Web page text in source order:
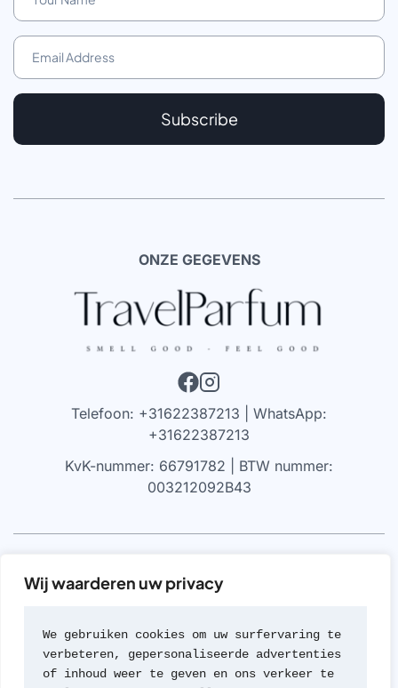
Wij waarderen uw privacy
We gebruiken cookies om uw surfervaring te
verbeteren, gepersonaliseerde advertenties
of inhoud weer te geven en ons verkeer te
Subscribe
ONZE GEGEVENS
Telefoon: +31622387213 | WhatsApp:
+31622387213
KvK-nummer: 66791782 | BTW nummer:
003212092B43
VRIJWARING
gekocht bij geautoriseerde leveranciers of van de
merken zelf (met geen van beide hebben we een
formele rechtsverhouding). Wij werken nooit met